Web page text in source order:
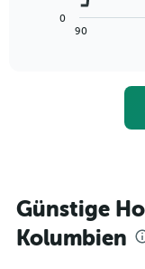
Wochentage
anzeigt.
Zimmerpreis
anzeigt.
Diagramm
zeigt,
näher
das
Aufenthaltsdatum
rückt.
90
0
Günstige
Kolumbien